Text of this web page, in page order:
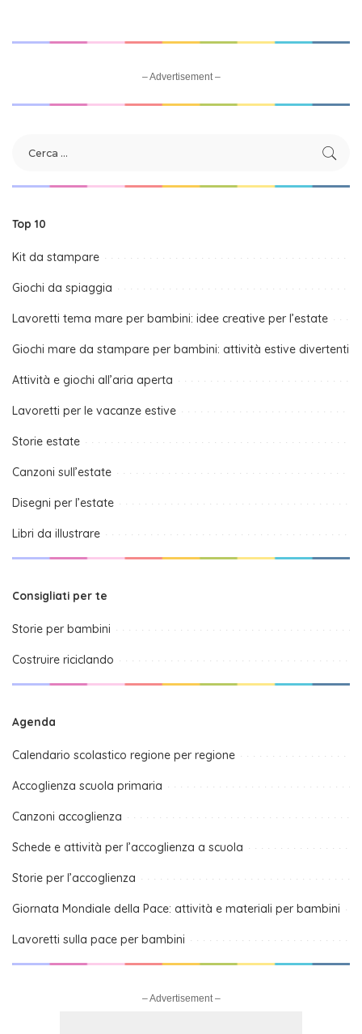
– Advertisement –
Top 10
Kit da stampare
Giochi da spiaggia
Lavoretti tema mare per bambini: idee creative per l’estate
Giochi mare da stampare per bambini: attività estive divertenti
Attività e giochi all’aria aperta
Lavoretti per le vacanze estive
Storie estate
Canzoni sull’estate
Disegni per l’estate
Libri da illustrare
Consigliati per te
Storie per bambini
Costruire riciclando
Agenda
Calendario scolastico regione per regione
Accoglienza scuola primaria
Canzoni accoglienza
Schede e attività per l’accoglienza a scuola
Storie per l’accoglienza
Giornata Mondiale della Pace: attività e materiali per bambini
Lavoretti sulla pace per bambini
– Advertisement –